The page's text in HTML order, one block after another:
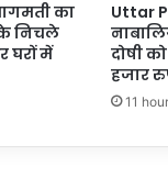
का
निचले
घरों में
Uttar
दोषी
हजार
11